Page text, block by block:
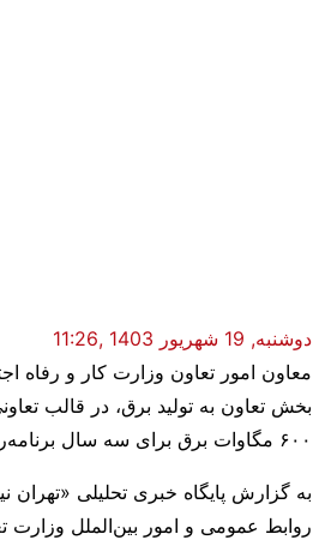
دوشنبه, 19 شهریور 1403 ,11:26
معاون امور تعاون وزارت کار و رفاه
بخش تعاون به تولید برق، در قالب
۶۰۰ مگاوات برق برای سه سال برنامه‌ریزی شده است.
به گزارش پایگاه خبری تحلیلی «تهران
روابط عمومی و امور بین‌الملل وزارت